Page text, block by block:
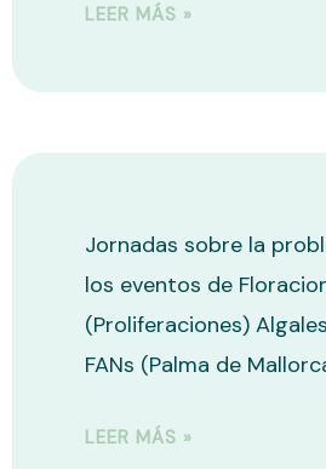
LEER MÁS »
Jornadas sobre la
los eventos de
(Proliferaciones)
FANs (Palma de
LEER MÁS »